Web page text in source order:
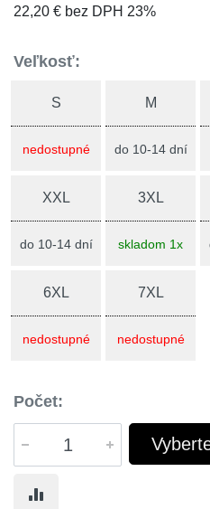
22,20 € bez DPH 23%
Veľkosť:
S
nedostupné
M
do 10-14 dní
XXL
do 10-14 dní
3XL
skladom 1x
6XL
nedostupné
7XL
nedostupné
Počet: